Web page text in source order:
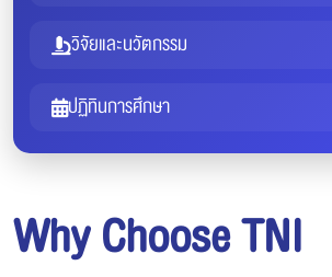
วิจัยและนวัตกรรม
ปฏิทินการศึกษา
Why Choose TNI